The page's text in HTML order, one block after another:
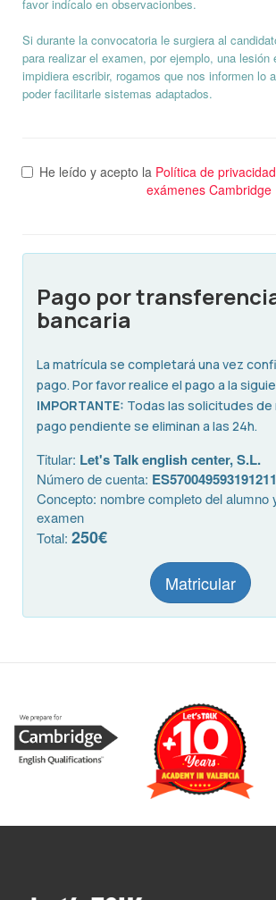
favor indícalo en observacionbes.
Si durante la convocatoria le surgiera al
para realizar el examen, por ejemplo, una lesión
impidiera escribir, rogamos que nos informen lo
poder facilitarle sistemas adaptados.
He leído y acepto la Política de privacidad
exámenes Cambridge
Pago por
bancaria
La matrícula se completará una vez
pago. Por favor realice el pago a la
IMPORTANTE: Todas las solicitudes de
pago pendiente se eliminan a las 24h.
Titular: Let's Talk english center, S.L.
Número de cuenta:
Concepto: nombre completo del alumno
examen
Total: 250€
Matricular